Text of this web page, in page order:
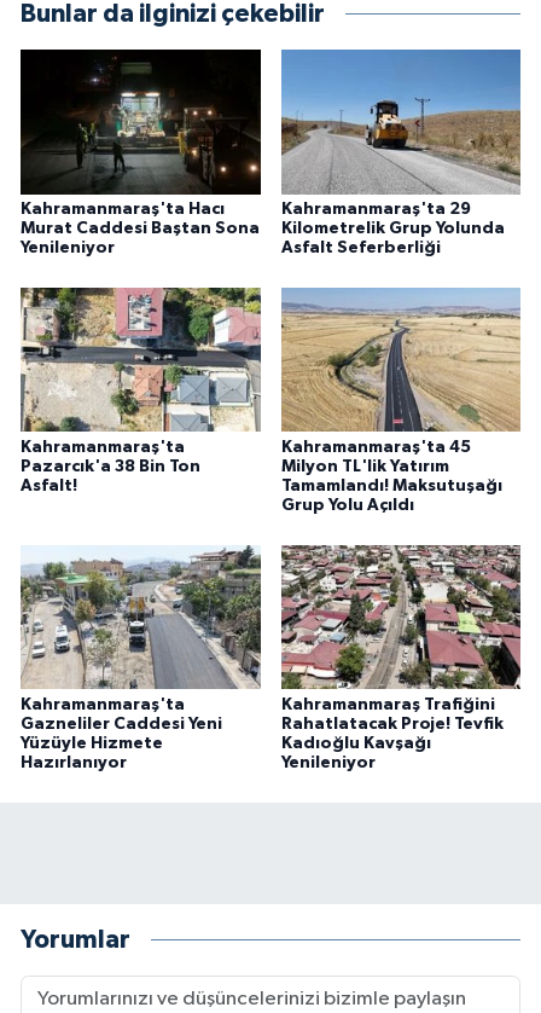
Bunlar da ilginizi çekebilir
Kahramanmaraş'ta Hacı
Murat Caddesi Baştan Sona
Yenileniyor
Kahramanmaraş'ta 29
Kilometrelik Grup Yolunda
Asfalt Seferberliği
Kahramanmaraş'ta
Pazarcık'a 38 Bin Ton
Asfalt!
Kahramanmaraş'ta 45
Milyon TL'lik Yatırım
Tamamlandı! Maksutuşağı
Grup Yolu Açıldı
Kahramanmaraş'ta
Gazneliler Caddesi Yeni
Yüzüyle Hizmete
Hazırlanıyor
Kahramanmaraş Trafiğini
Rahatlatacak Proje! Tevfik
Kadıoğlu Kavşağı
Yenileniyor
Yorumlar